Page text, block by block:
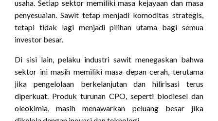
usaha. Setiap sektor memiliki masa kejayaan dan masa
penyesuaian. Sawit tetap menjadi komoditas strategis,
tetapi tidak lagi menjadi pilihan utama bagi semua
investor besar.
Di sisi lain, pelaku industri sawit menegaskan bahwa
sektor ini masih memiliki masa depan cerah, terutama
jika pengelolaan berkelanjutan dan hilirisasi terus
diperkuat. Produk turunan CPO, seperti biodiesel dan
oleokimia, masih menawarkan peluang besar jika